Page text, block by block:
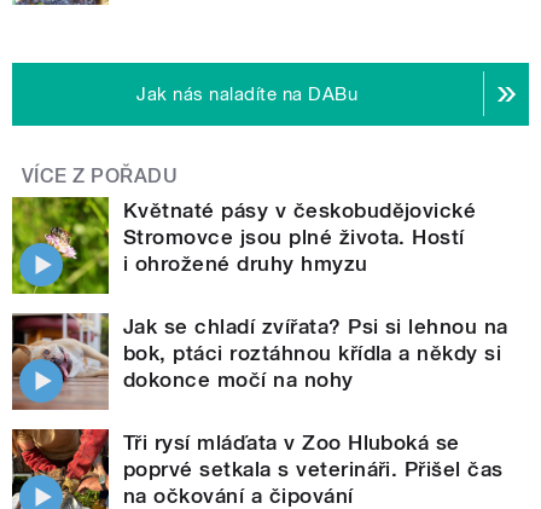
Jak nás naladíte na DABu
VÍCE Z POŘADU
Květnaté pásy v českobudějovické
Stromovce jsou plné života. Hostí
i ohrožené druhy hmyzu
Jak se chladí zvířata? Psi si lehnou na
bok, ptáci roztáhnou křídla a někdy si
dokonce močí na nohy
Tři rysí mláďata v Zoo Hluboká se
poprvé setkala s veterináři. Přišel čas
na očkování a čipování